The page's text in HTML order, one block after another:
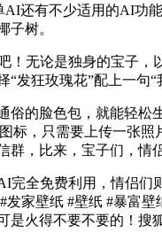
还有不少适用的AI
子树。
论是独身的宝子，
狂玫瑰花”配上一句
脸色包，就能轻松
，只需要上传一张
，比来，宝子们，情
免费利用，情侣们
家壁纸 #壁纸 #暴富
火得不要不要的！